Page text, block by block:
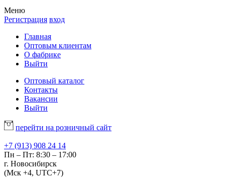
Меню
Регистрация вход
Главная
Оптовым клиентам
О фабрике
Выйти
Оптовый каталог
Контакты
Вакансии
Выйти
перейти на розничный сайт
+7 (913) 908 24 14
Пн – Пт: 8:30 – 17:00
г. Новосибирск
(Мск +4, UTC+7)